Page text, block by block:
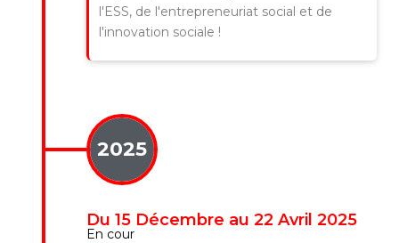
l'ESS, de l'entrepreneuriat social et de
l'innovation sociale !
2025
Du 15 Décembre au 22 Avril 2025
En cour